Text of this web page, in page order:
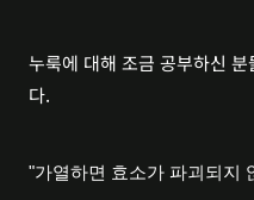
누룩에 대해 조금 공부하신
다.
"가열하면 효소가 파괴되지